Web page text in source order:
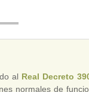
al Real Decreto
normales de